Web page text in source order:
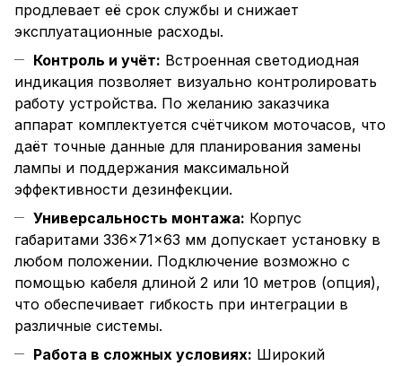
продлевает её срок службы и снижает
эксплуатационные расходы.
Контроль и учёт: Встроенная светодиодная
индикация позволяет визуально контролировать
работу устройства. По желанию заказчика
аппарат комплектуется счётчиком моточасов, что
даёт точные данные для планирования замены
лампы и поддержания максимальной
эффективности дезинфекции.
Универсальность монтажа: Корпус
габаритами 336×71×63 мм допускает установку в
любом положении. Подключение возможно с
помощью кабеля длиной 2 или 10 метров (опция),
что обеспечивает гибкость при интеграции в
различные системы.
Работа в сложных условиях: Широкий